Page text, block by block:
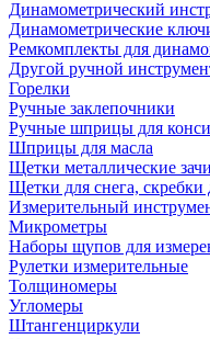
Динамометрический
Динамометрические
Ремкомплекты для
Другой ручной
Горелки
Ручные заклепочники
Ручные шприцы для
Шприцы для масла
Щетки металлические
Щетки для снега, скребки
Измерительный
Микрометры
Наборы щупов для
Рулетки измерительные
Толщиномеры
Угломеры
Штангенциркули